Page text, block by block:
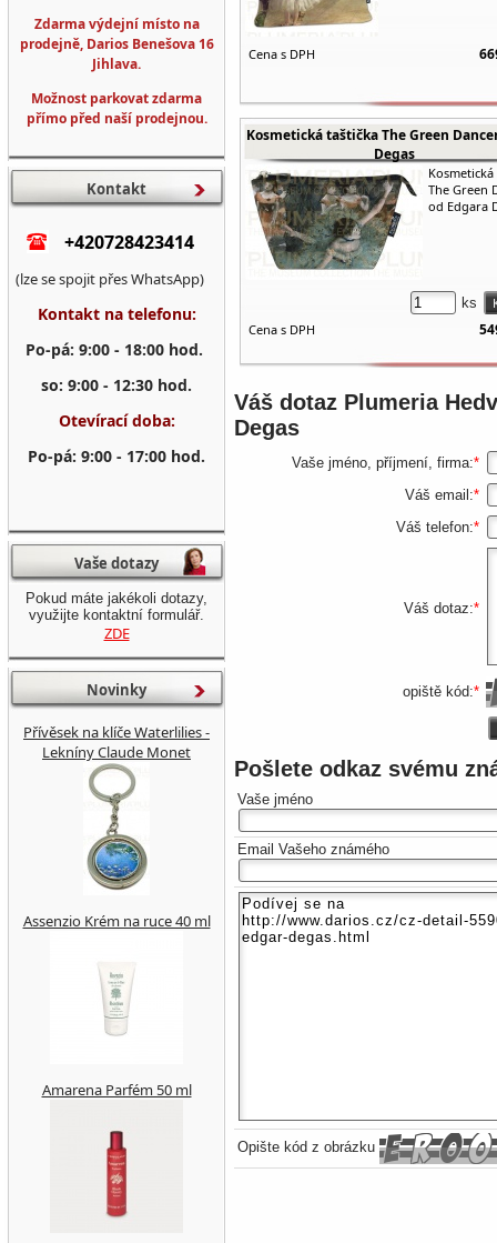
Cena s DPH
Kosmetická taštička The Green
Degas
The Green
od Edgara
ks
Cena s DPH
Váš dotaz Plumeria
Degas
Vaše jméno, příjmení, firma:*
Váš email:*
Váš telefon:*
Váš dotaz:*
opiště kód:*
Pošlete odkaz svému
Vaše jméno
Email Vašeho známého
Opište kód z obrázku
Zdarma výdejní místo na
prodejně, Darios Benešova 16
Jihlava.
Možnost parkovat zdarma
přímo před naší prodejnou.
Kontakt
+420728423414
(lze se spojit přes WhatsApp)
Kontakt na telefonu:
Po-pá: 9:00 - 18:00 hod.
so: 9:00 - 12:30 hod.
Otevírací doba:
Po-pá: 9:00 - 17:00 hod.
Vaše dotazy
Pokud máte jakékoli dotazy,
využijte kontaktní formulář.
ZDE
Novinky
Přívěsek na klíče Waterlilies -
Lekníny Claude Monet
Assenzio Krém na ruce 40 ml
Amarena Parfém 50 ml